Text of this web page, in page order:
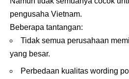
pengusaha Vietnam.
Beberapa tantangan:
Tidak semua perusahaan
yang besar.
Perbedaan kualitas wording